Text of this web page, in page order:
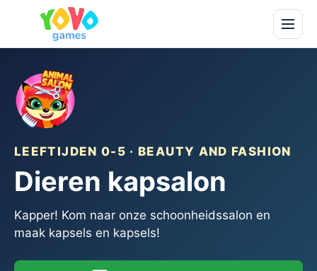
LEEFTIJDEN 0-5 · BEAUTY AND FASHION
Dieren kapsalon
Kapper! Kom naar onze schoonheidssalon en
maak kapsels en kapsels!